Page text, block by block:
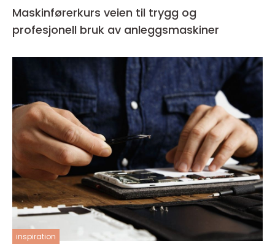
Maskinførerkurs veien til trygg og
profesjonell bruk av anleggsmaskiner
inspiration